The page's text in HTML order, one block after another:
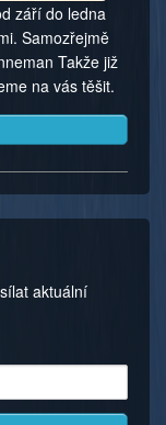
září do ledna
Samozřejmě
Takže již
na vás těšit.
aktuální